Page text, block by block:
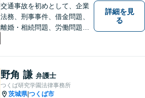
交通事故を初めとして、企業
法務、刑事事件、借金問題、
離婚・相続問題、労働問題そ
結果をご提供できるよう、誠
実・迅速・丁寧な事件処理を
心掛けています。
詳細を見
る
野角 謙 弁護士
つくば研究学園法律事務所
茨城県|つくば市